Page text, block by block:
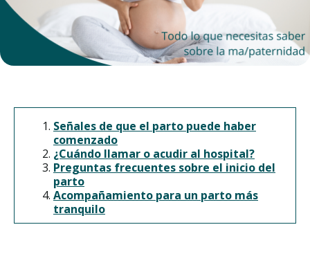
Señales de que el parto puede haber
comenzado
¿Cuándo llamar o acudir al hospital?
Preguntas frecuentes sobre el inicio del
parto
Acompañamiento para un parto más
tranquilo